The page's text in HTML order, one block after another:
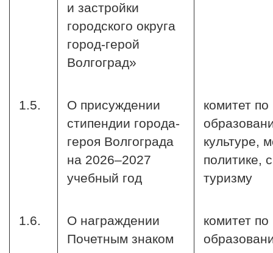
и застройки
городского округа
город-герой
Волгоград»
1.5.
О присуждении
стипендии города-
героя Волгограда
на 2026–2027
учебный год
комитет по
культуре,
политике,
туризму
1.6.
О награждении
Почетным знаком
комитет по